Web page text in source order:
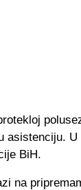
asistenciju.
BiH.
na